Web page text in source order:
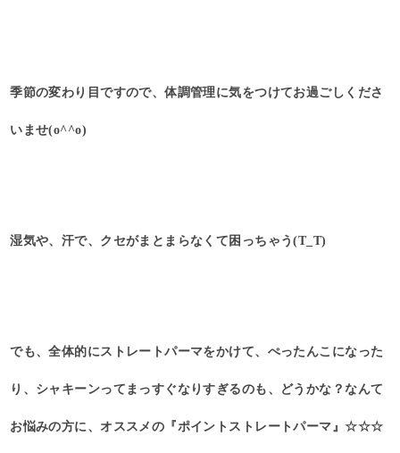
季節の変わり目ですので、体調管理に気をつけてお過ごしくださ
いませ(o^^o)
湿気や、汗で、クセがまとまらなくて困っちゃう(T_T)
でも、全体的にストレートパーマをかけて、ぺったんこになった
り、シャキーンってまっすぐなりすぎるのも、どうかな？なんて
お悩みの方に、オススメの『ポイントストレートパーマ』☆☆☆